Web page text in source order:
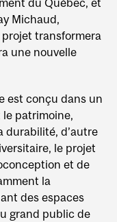
Michaud,
transformera
une nouvelle
est conçu dans un
patrimoine,
durabilité, d’autre
le projet
et de
la
des espaces
grand public de